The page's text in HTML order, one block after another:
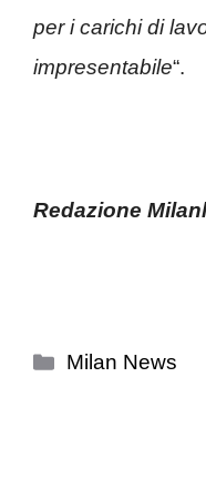
per i carichi di
impresentabile“.
Redazione
Categorie
Milan News